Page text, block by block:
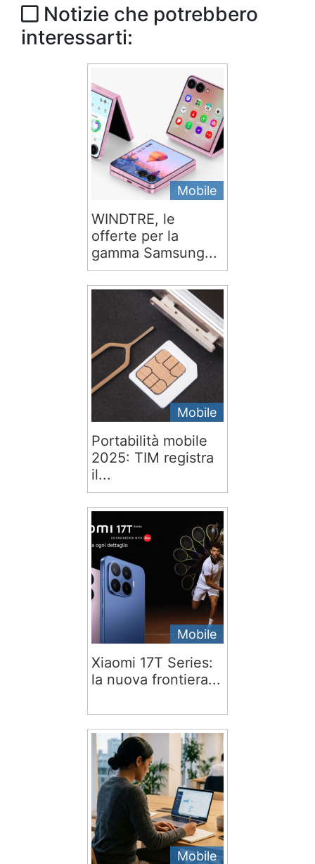
Notizie che potrebbero
interessarti:
Mobile
WINDTRE, le
offerte per la
gamma Samsung...
Mobile
Portabilità mobile
2025: TIM registra
il...
Mobile
Xiaomi 17T Series:
la nuova frontiera...
Mobile